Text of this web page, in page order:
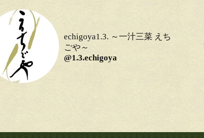
echigoya1.3. ～一汁三菜 えち
ごや～
@1.3.echigoya